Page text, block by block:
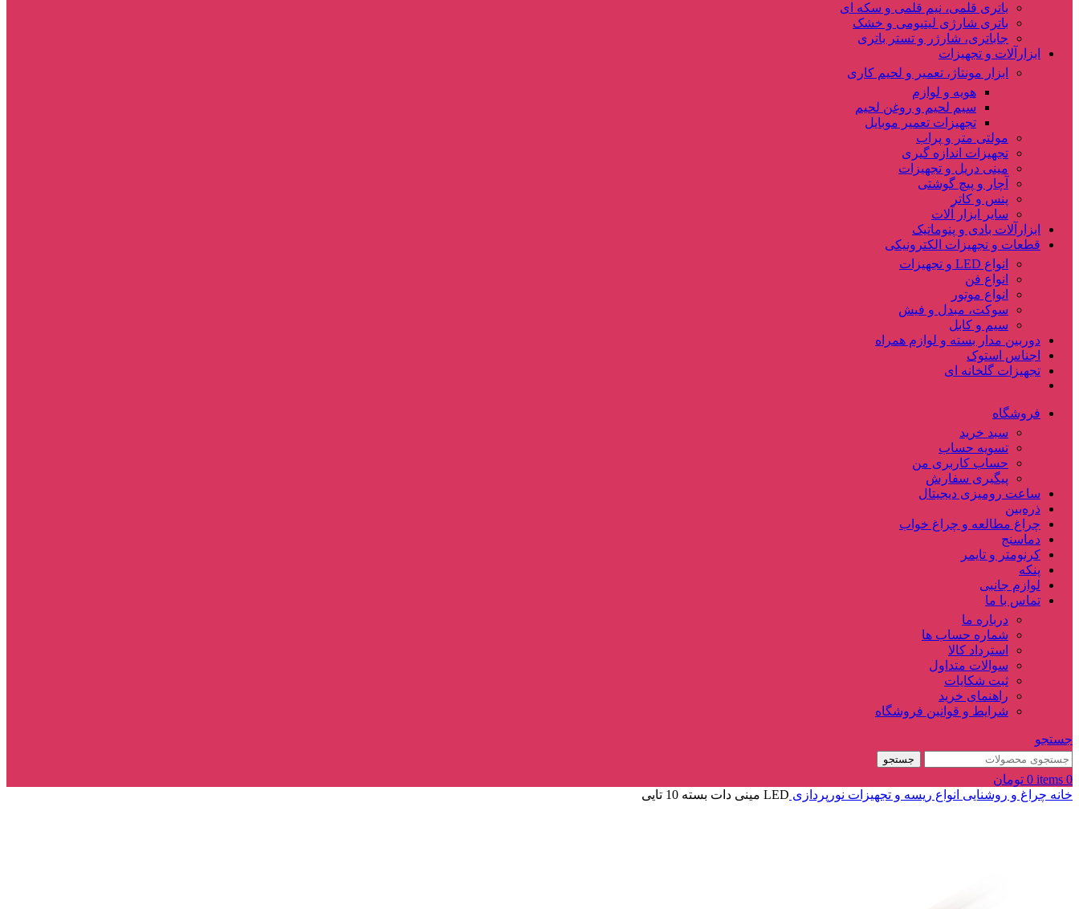
باتری قلمی، نیم قلمی و سکه ای
باتری شارژی لیتیومی و خشک
جاباتری، شارژر و تستر باتری
ابزارآلات و تجهیزات
ابزار مونتاژ، تعمیر و لحیم کاری
هویه و لوازم
سیم لحیم و روغن لحیم
تجهیزات تعمیر موبایل
مولتی متر و پراب
تجهیزات اندازه گیری
مینی دریل و تجهیزات
آچار و پیچ گوشتی
پنس و کاتر
سایر ابزار آلات
ابزارآلات بادی و پنوماتیک
قطعات و تجهیزات الکترونیکی
انواع LED و تجهیزات
انواع فن
انواع موتور
سوکت، مبدل و فیش
سیم و کابل
دوربین مدار بسته و لوازم همراه
اجناس استوک
تجهیزات گلخانه ای
فروشگاه
سبد خرید
تسویه حساب
حساب کاربری من
پیگیری سفارش
ساعت‌ رومیزی دیجیتال
ذره‌بین‌
چراغ مطالعه و چراغ خواب
دماسنج‌
کرنومتر و تایمر
پنکه
لوازم جانبی
تماس با ما
درباره ما
شماره حساب ها
استرداد کالا
سوالات متداول
ثبت شکایات
راهنمای خرید
شرایط و قوانین فروشگاه
جستجو
جستجو
0
items
0 تومان
خانه چراغ و روشنایی انواع ریسه و تجهیزات نورپردازی LED مینی دات بسته 10 تایی